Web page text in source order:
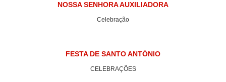
NOSSA SENHORA AUXILIADORA
Celebração
FESTA DE SANTO ANTÓNIO
CELEBRAÇÕES